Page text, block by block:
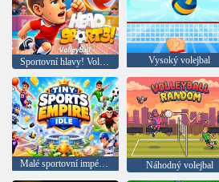
Vysoký volejbal
Malé sportovní impérium Náhodný volejbal